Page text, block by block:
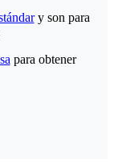
y son para
para obtener